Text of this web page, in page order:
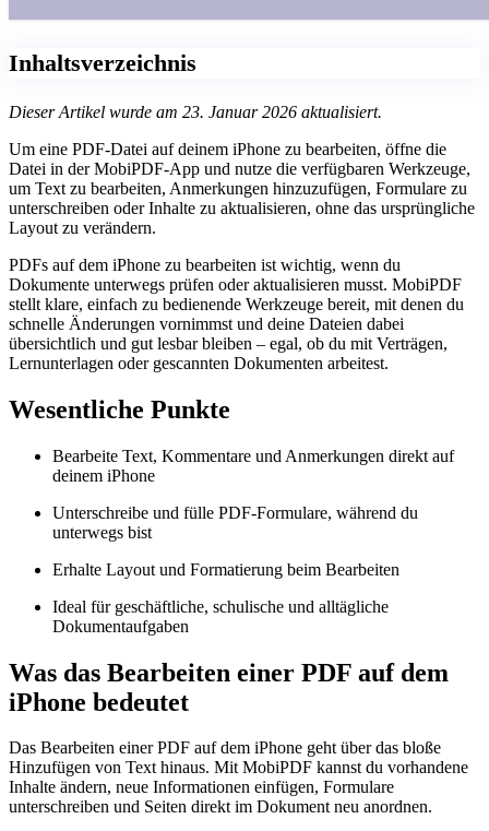
Inhaltsverzeichnis
Dieser Artikel wurde am 23. Januar 2026 aktualisiert.
Um eine PDF-Datei auf deinem iPhone zu bearbeiten, öffne die
Datei in der MobiPDF-App und nutze die verfügbaren Werkzeuge,
um Text zu bearbeiten, Anmerkungen hinzuzufügen, Formulare zu
unterschreiben oder Inhalte zu aktualisieren, ohne das ursprüngliche
Layout zu verändern.
PDFs auf dem iPhone zu bearbeiten ist wichtig, wenn du
Dokumente unterwegs prüfen oder aktualisieren musst. MobiPDF
stellt klare, einfach zu bedienende Werkzeuge bereit, mit denen du
schnelle Änderungen vornimmst und deine Dateien dabei
übersichtlich und gut lesbar bleiben – egal, ob du mit Verträgen,
Lernunterlagen oder gescannten Dokumenten arbeitest.
Wesentliche Punkte
Bearbeite Text, Kommentare und Anmerkungen direkt auf
deinem iPhone
Unterschreibe und fülle PDF-Formulare, während du
unterwegs bist
Erhalte Layout und Formatierung beim Bearbeiten
Ideal für geschäftliche, schulische und alltägliche
Dokumentaufgaben
Was das Bearbeiten einer PDF auf dem
iPhone bedeutet
Das Bearbeiten einer PDF auf dem iPhone geht über das bloße
Hinzufügen von Text hinaus. Mit MobiPDF kannst du vorhandene
Inhalte ändern, neue Informationen einfügen, Formulare
unterschreiben und Seiten direkt im Dokument neu anordnen.